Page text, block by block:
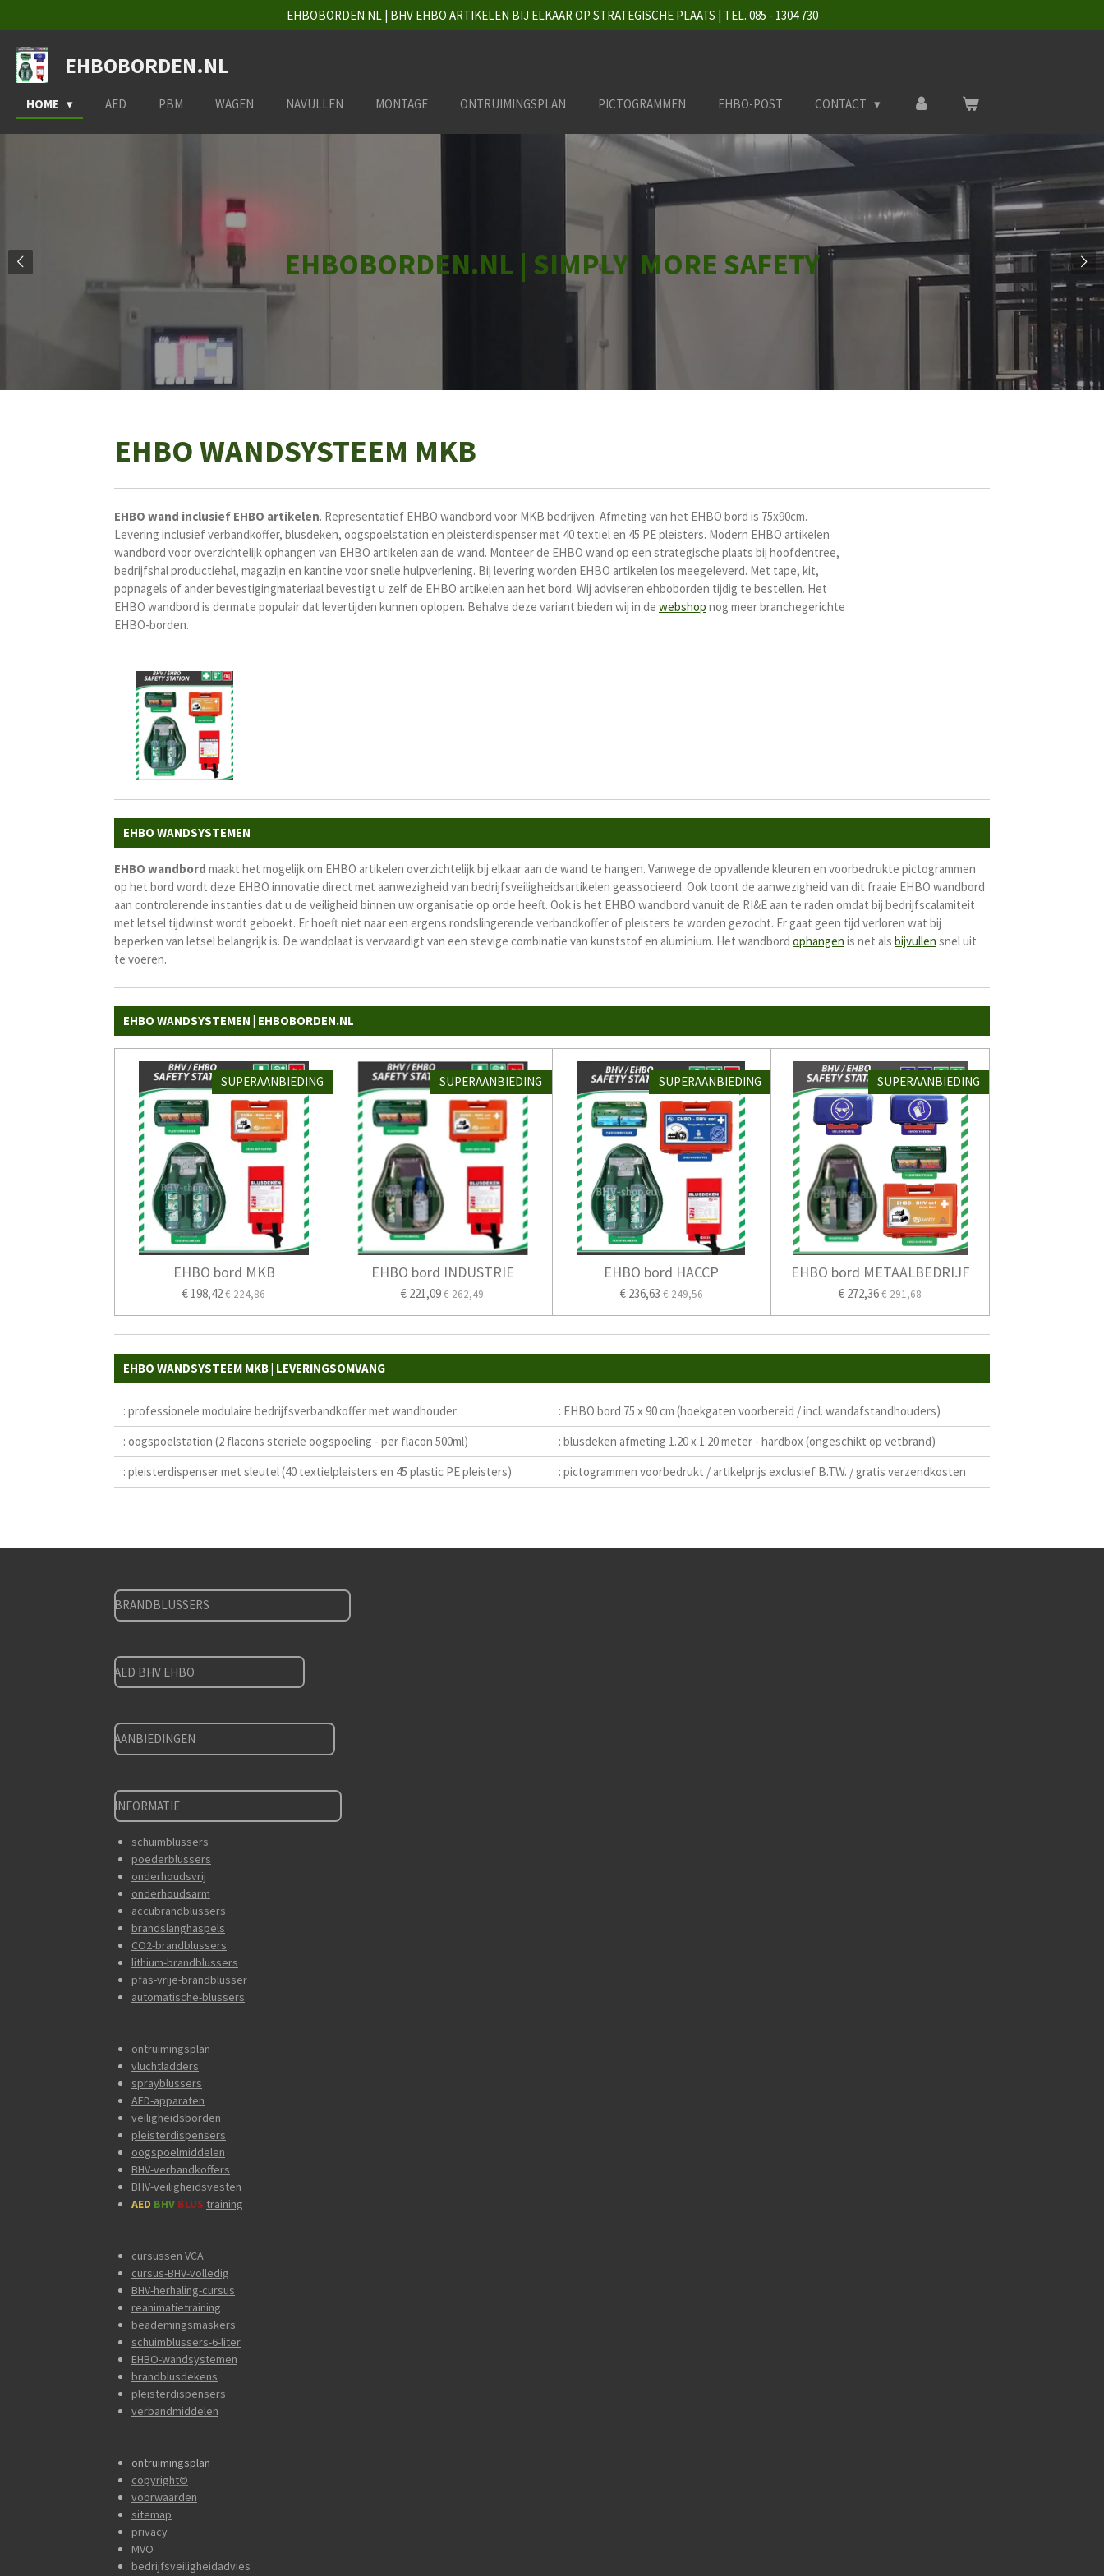
direct
naar
de
EHBOBORDEN.NL | BHV EHBO ARTIKELEN BIJ ELKAAR OP STRATEGISCHE PLAATS | TEL. 085 - 1304 730
EHBOBORDEN.NL
HOME AED PBM WAGEN NAVULLEN MONTAGE ONTRUIMINGSPLAN PICTOGRAMMEN EHBO-POST CONTACT
EHBOBORDEN.NL | SIMPLY MORE SAFETY
EHBO WANDSYSTEEM MKB
EHBO wand inclusief EHBO artikelen. Representatief EHBO wandbord voor MKB bedrijven. Afmeting van het EHBO bord is 75x90cm.
Levering inclusief verbandkoffer, blusdeken, oogspoelstation en pleisterdispenser met 40 textiel en 45 PE pleisters. Modern EHBO artikelen
wandbord voor overzichtelijk ophangen van EHBO artikelen aan de wand. Monteer de EHBO wand op een strategische plaats bij hoofdentree,
bedrijfshal productiehal, magazijn en kantine voor snelle hulpverlening. Bij levering worden EHBO artikelen los meegeleverd. Met tape, kit,
popnagels of ander bevestigingmateriaal bevestigt u zelf de EHBO artikelen aan het bord. Wij adviseren ehboborden tijdig te bestellen. Het
EHBO wandbord is dermate populair dat levertijden kunnen oplopen. Behalve deze variant bieden wij in de webshop nog meer branchegerichte
EHBO-borden.
EHBO WANDSYSTEMEN
EHBO wandbord maakt het mogelijk om EHBO artikelen overzichtelijk bij elkaar aan de wand te hangen. Vanwege de opvallende kleuren en voorbedrukte pictogrammen
op het bord wordt deze EHBO innovatie direct met aanwezigheid van bedrijfsveiligheidsartikelen geassocieerd. Ook toont de aanwezigheid van dit fraaie EHBO wandbord
aan controlerende instanties dat u de veiligheid binnen uw organisatie op orde heeft. Ook is het EHBO wandbord vanuit de RI&E aan te raden omdat bij bedrijfscalamiteit
met letsel tijdwinst wordt geboekt. Er hoeft niet naar een ergens rondslingerende verbandkoffer of pleisters te worden gezocht. Er gaat geen tijd verloren wat bij
beperken van letsel belangrijk is. De wandplaat is vervaardigt van een stevige combinatie van kunststof en aluminium. Het wandbord ophangen is net als bijvullen snel uit
te voeren.
EHBO WANDSYSTEMEN | EHBOBORDEN.NL
SUPERAANBIEDING
EHBO bord MKB
€ 198,42€ 224,86
SUPERAANBIEDING
EHBO bord INDUSTRIE
€ 221,09€ 262,49
SUPERAANBIEDING
EHBO bord HACCP
€ 236,63 € 249,56
SUPERAANBIEDING
EHBO bord METAALBEDRIJF
€ 272,36€ 291,68
EHBO WANDSYSTEEM MKB | LEVERINGSOMVANG
: professionele modulaire bedrijfsverbandkoffer met wandhouder
: EHBO bord 75 x 90 cm (hoekgaten voorbereid / incl. wandafstandhouders)
: oogspoelstation (2 flacons steriele oogspoeling - per flacon 500ml)
: blusdeken afmeting 1.20 x 1.20 meter - hardbox (ongeschikt op vetbrand)
: pleisterdispenser met sleutel (40 textielpleisters en 45 plastic PE pleisters)
: pictogrammen voorbedrukt / artikelprijs exclusief B.T.W. / gratis verzendkosten
BRANDBLUSSERS
AED BHV EHBO
AANBIEDINGEN
INFORMATIE
schuimblussers
poederblussers
onderhoudsvrij
onderhoudsarm
accubrandblussers
brandslanghaspels
CO2-brandblussers
lithium-brandblussers
pfas-vrije-brandblusser
automatische-blussers
ontruimingsplan
vluchtladders
sprayblussers
AED-apparaten
veiligheidsborden
pleisterdispensers
oogspoelmiddelen
BHV-verbandkoffers
BHV-veiligheidsvesten
AED BHV BLUS training
cursussen VCA
cursus-BHV-volledig
BHV-herhaling-cursus
reanimatietraining
beademingsmaskers
schuimblussers-6-liter
EHBO-wandsystemen
brandblusdekens
pleisterdispensers
verbandmiddelen
ontruimingsplan
copyright©
voorwaarden
sitemap
privacy
MVO
bedrijfsveiligheidadvies